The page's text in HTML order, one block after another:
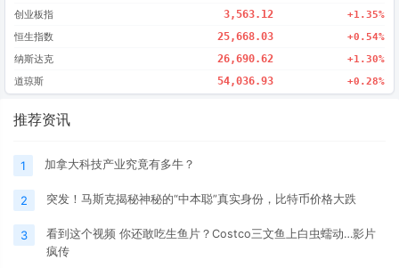
创业板指 3,563.12 +1.35%
恒生指数 25,668.03 +0.54%
纳斯达克 26,690.62 +1.30%
道琼斯 54,036.93 +0.28%
推荐资讯
1 加拿大科技产业究竟有多牛？
2 突发！马斯克揭秘神秘的“中本聪”真实身份，比特币价格大跌
3
看到这个视频 你还敢吃生鱼片？Costco三文鱼上白虫蠕动…影片
疯传